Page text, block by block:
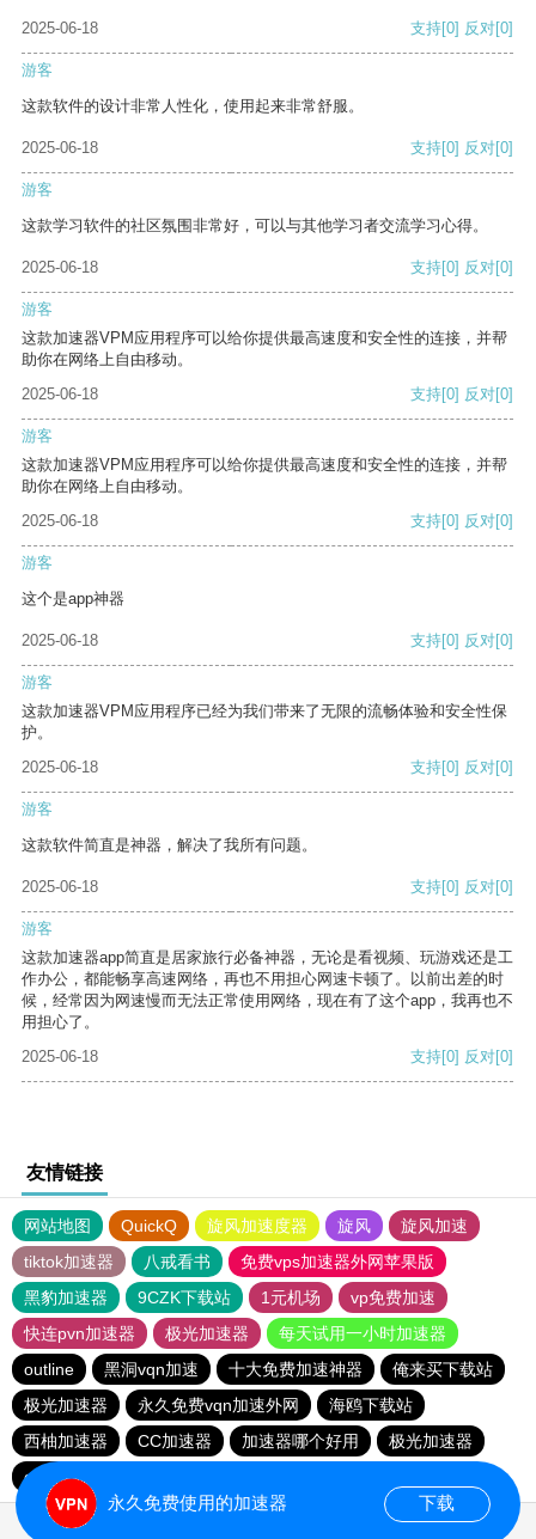
2025-06-18 支持[0] 反对[0]
游客
这款软件的设计非常人性化，使用起来非常舒服。
2025-06-18 支持[0] 反对[0]
游客
这款学习软件的社区氛围非常好，可以与其他学习者交流学习心得。
2025-06-18 支持[0] 反对[0]
游客
这款加速器VPM应用程序可以给你提供最高速度和安全性的连接，并帮
助你在网络上自由移动。
2025-06-18
支持[0] 反对[0]
游客
这款加速器VPM应用程序可以给你提供最高速度和安全性的连接，并帮
助你在网络上自由移动。
2025-06-18
支持[0] 反对[0]
游客
这个是app神器
2025-06-18 支持[0] 反对[0]
游客
这款加速器VPM应用程序已经为我们带来了无限的流畅体验和安全性保
护。
2025-06-18
支持[0] 反对[0]
游客
这款软件简直是神器，解决了我所有问题。
2025-06-18 支持[0] 反对[0]
游客
这款加速器app简直是居家旅行必备神器，无论是看视频、玩游戏还是工
作办公，都能畅享高速网络，再也不用担心网速卡顿了。以前出差的时
候，经常因为网速慢而无法正常使用网络，现在有了这个app，我再也不
用担心了。
2025-06-18
支持[0] 反对[0]
友情链接
网站地图 QuickQ 旋风加速度器 旋风
旋风加速
tiktok加速器
八戒看书
免费vps加速器外网苹果版
黑豹加速器
9CZK下载站 1元机场
vp免费加速
快连pvn加速器
极光加速器
每天试用一小时加速器
outline
黑洞vqn加速 十大免费加速神器
俺来买下载站
极光加速器
永久免费vqn加速外网
海鸥下载站
西柚加速器
CC加速器 加速器哪个好用
极光加速器
quickq
永久免费使用的加速器 下载